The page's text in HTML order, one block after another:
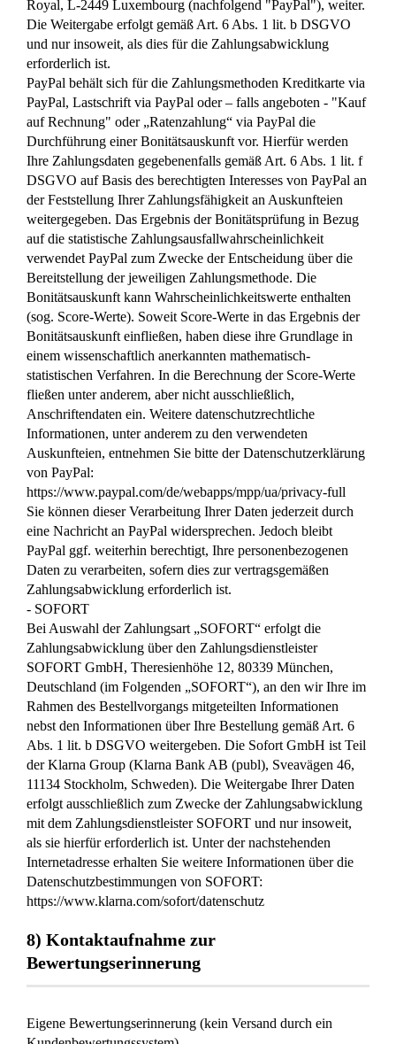
Royal, L-2449 Luxembourg (nachfolgend "PayPal"), weiter.
Die Weitergabe erfolgt gemäß Art. 6 Abs. 1 lit. b DSGVO
und nur insoweit, als dies für die Zahlungsabwicklung
erforderlich ist.
PayPal behält sich für die Zahlungsmethoden Kreditkarte via
PayPal, Lastschrift via PayPal oder – falls angeboten - "Kauf
auf Rechnung" oder „Ratenzahlung“ via PayPal die
Durchführung einer Bonitätsauskunft vor. Hierfür werden
Ihre Zahlungsdaten gegebenenfalls gemäß Art. 6 Abs. 1 lit. f
DSGVO auf Basis des berechtigten Interesses von PayPal an
der Feststellung Ihrer Zahlungsfähigkeit an Auskunfteien
weitergegeben. Das Ergebnis der Bonitätsprüfung in Bezug
auf die statistische Zahlungsausfallwahrscheinlichkeit
verwendet PayPal zum Zwecke der Entscheidung über die
Bereitstellung der jeweiligen Zahlungsmethode. Die
Bonitätsauskunft kann Wahrscheinlichkeitswerte enthalten
(sog. Score-Werte). Soweit Score-Werte in das Ergebnis der
Bonitätsauskunft einfließen, haben diese ihre Grundlage in
einem wissenschaftlich anerkannten mathematisch-
statistischen Verfahren. In die Berechnung der Score-Werte
fließen unter anderem, aber nicht ausschließlich,
Anschriftendaten ein. Weitere datenschutzrechtliche
Informationen, unter anderem zu den verwendeten
Auskunfteien, entnehmen Sie bitte der Datenschutzerklärung
von PayPal:
https://www.paypal.com/de/webapps/mpp/ua/privacy-full
Sie können dieser Verarbeitung Ihrer Daten jederzeit durch
eine Nachricht an PayPal widersprechen. Jedoch bleibt
PayPal ggf. weiterhin berechtigt, Ihre personenbezogenen
Daten zu verarbeiten, sofern dies zur vertragsgemäßen
Zahlungsabwicklung erforderlich ist.
- SOFORT
Bei Auswahl der Zahlungsart „SOFORT“ erfolgt die
Zahlungsabwicklung über den Zahlungsdienstleister
SOFORT GmbH, Theresienhöhe 12, 80339 München,
Deutschland (im Folgenden „SOFORT“), an den wir Ihre im
Rahmen des Bestellvorgangs mitgeteilten Informationen
nebst den Informationen über Ihre Bestellung gemäß Art. 6
Abs. 1 lit. b DSGVO weitergeben. Die Sofort GmbH ist Teil
der Klarna Group (Klarna Bank AB (publ), Sveavägen 46,
11134 Stockholm, Schweden). Die Weitergabe Ihrer Daten
erfolgt ausschließlich zum Zwecke der Zahlungsabwicklung
mit dem Zahlungsdienstleister SOFORT und nur insoweit,
als sie hierfür erforderlich ist. Unter der nachstehenden
Internetadresse erhalten Sie weitere Informationen über die
Datenschutzbestimmungen von SOFORT:
https://www.klarna.com/sofort/datenschutz
8) Kontaktaufnahme zur
Bewertungserinnerung
Eigene Bewertungserinnerung (kein Versand durch ein